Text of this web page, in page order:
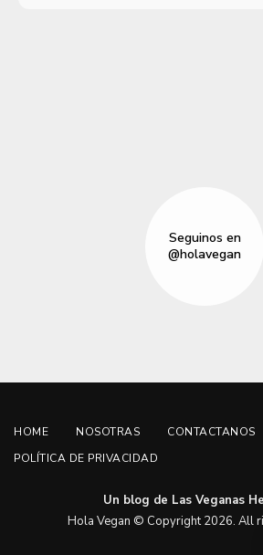
Seguinos en
@holavegan
HOME NOSOTRAS
CONTACTANOS
POLÍTICA DE PRIVACIDAD
Un blog de Las Veganas
Hola Vegan © Copyright 2026. All